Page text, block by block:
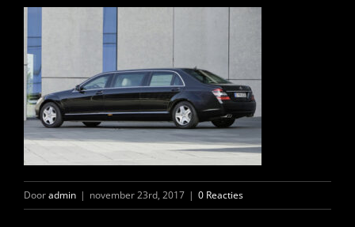
INFO
OPENINGSTIJDEN
CONTACT
ANDERE VESTIGINGEN
Dooradmin | november 23rd, 2017 | 0 Reacties